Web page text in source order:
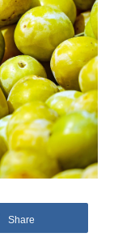
Share